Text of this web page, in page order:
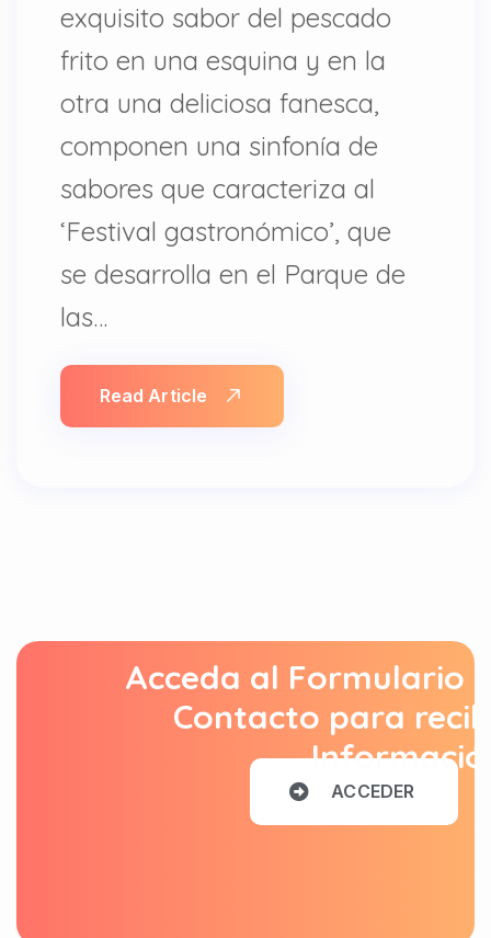
exquisito sabor del pescado
frito en una esquina y en la
otra una deliciosa fanesca,
componen una sinfonía de
sabores que caracteriza al
‘Festival gastronómico’, que
se desarrolla en el Parque de
las…
Read Article
Acceda al Formulario
Contacto para
ACCEDER